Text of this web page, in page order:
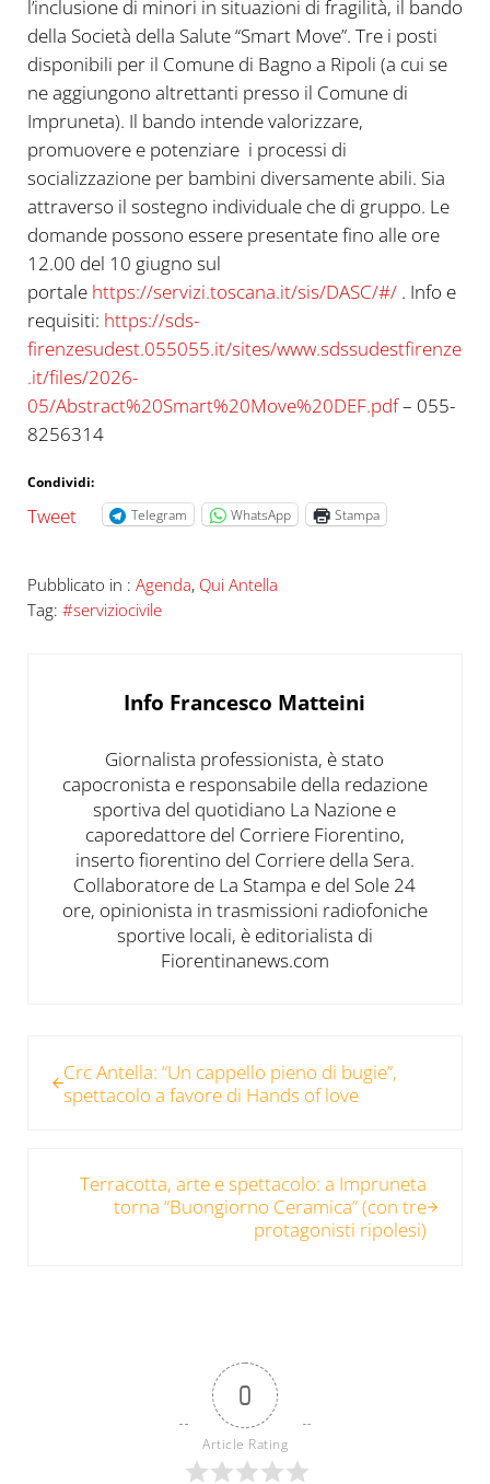
l’inclusione di minori in situazioni di fragilità, il bando
della Società della Salute “Smart Move”. Tre i posti
disponibili per il Comune di Bagno a Ripoli (a cui se
ne aggiungono altrettanti presso il Comune di
Impruneta). Il bando intende valorizzare,
promuovere e potenziare i processi di
socializzazione per bambini diversamente abili. Sia
attraverso il sostegno individuale che di gruppo. Le
domande possono essere presentate fino alle ore
12.00 del 10 giugno sul
portale https://servizi.toscana.it/sis/DASC/#/. Info e
requisiti: https://sds-
firenzesudest.055055.it/sites/www.sdssudestfirenze
.it/files/2026-
05/Abstract%20Smart%20Move%20DEF.pdf– 055-
8256314
Condividi:
Tweet Telegram WhatsApp Stampa
Pubblicato in : Agenda, Qui Antella
Tag: #serviziocivile
Info Francesco Matteini
Giornalista professionista, è stato
capocronista e responsabile della redazione
sportiva del quotidiano La Nazione e
caporedattore del Corriere Fiorentino,
inserto fiorentino del Corriere della Sera.
Collaboratore de La Stampa e del Sole 24
ore, opinionista in trasmissioni radiofoniche
sportive locali, è editorialista di
Fiorentinanews.com
Crc Antella: “Un cappello pieno di bugie”,
spettacolo a favore di Hands of love
Terracotta, arte e spettacolo: a Impruneta
torna “Buongiorno Ceramica” (con tre
protagonisti ripolesi)
0
Article Rating